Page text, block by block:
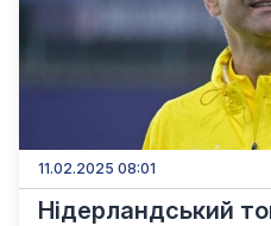
11.02.2025 08:01
Нідерландський